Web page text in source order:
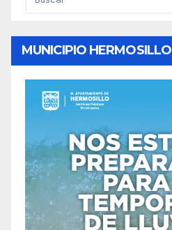
MUNICIPIO HERMOSILLO